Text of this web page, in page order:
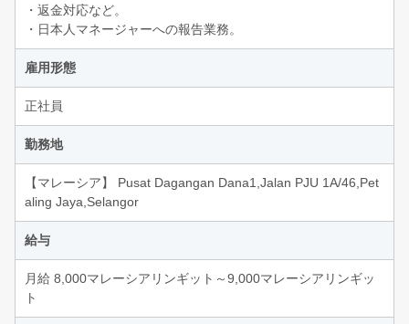
・返金対応など。
・日本人マネージャーへの報告業務。
雇用形態
正社員
勤務地
【マレーシア】 Pusat Dagangan Dana1,Jalan PJU 1A/46,Pet
aling Jaya,Selangor
給与
月給 8,000マレーシアリンギット～9,000マレーシアリンギッ
ト